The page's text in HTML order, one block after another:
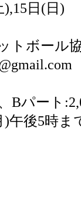
),15日(日)
トボール
Bパート
)午後5時